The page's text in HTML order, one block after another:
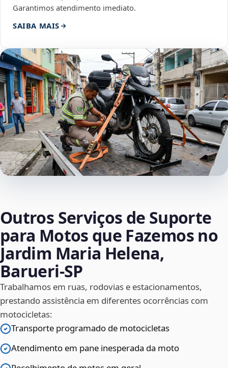
Garantimos atendimento imediato.
SAIBA MAIS
Outros Serviços de Suporte
para Motos que Fazemos no
Jardim Maria Helena,
Barueri‑SP
Trabalhamos em ruas, rodovias e estacionamentos,
prestando assistência em diferentes ocorrências com
motocicletas:
Transporte programado de motocicletas
Atendimento em pane inesperada da moto